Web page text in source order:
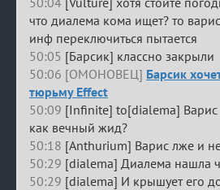
что диалема кома ищет? то
инф переключиться пытается
50:05 [Барсик] классно закрыли
50:06 [ОМОНОВЕЦ] Барсик
тюрьму Effect
50:09 [Infinite] to[dialema] Варис
как вечный жид?
50:18 [Anthurium] Варис лже и
50:29 [dialema] Диалема нашла
50:29 [dialema] И крышует его